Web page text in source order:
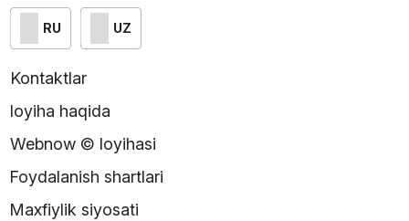
RU UZ
Kontaktlar
loyiha haqida
Webnow © loyihasi
Foydalanish shartlari
Maxfiylik siyosati